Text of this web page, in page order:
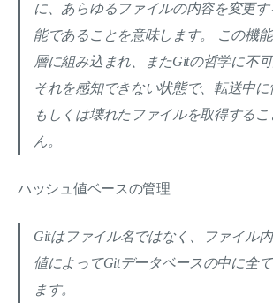
に、あらゆるファイルの内容を変更
能であることを意味します。 この機
層に組み込まれ、またGitの哲学に不
それを感知できない状態で、転送中に
もしくは壊れたファイルを取得する
ん。
ハッシュ値ベースの管理
Gitはファイル名ではなく、ファイル
値によってGitデータベースの中に全
ます。